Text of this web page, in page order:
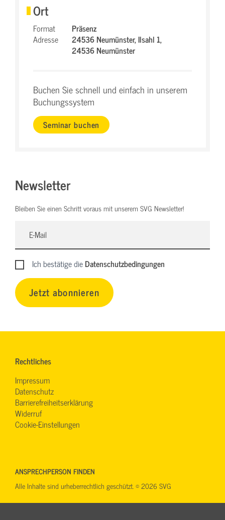
Ort
Format
Präsenz
Adresse
24536 Neumünster,Ilsahl 1,
24536 Neumünster
Buchen Sie schnell und einfach in unserem
Buchungssystem
Seminar buchen
Newsletter
Bleiben Sie einen Schritt voraus mit unserem SVG Newsletter!
Ich bestätige dieDatenschutzbedingungen
Jetzt abonnieren
Rechtliches
Impressum
Datenschutz
Barrierefreiheitserklärung
Widerruf
Cookie-Einstellungen
ANSPRECHPERSON FINDEN
Alle Inhalte sind urheberrechtlich geschützt. © 2026 SVG